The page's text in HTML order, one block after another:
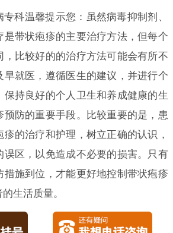
科温馨提示您：虽然病毒抑制剂、
是带状疱疹的主要治疗方法，但每个
，比较好的的治疗方法可能会有所不
早就医，遵循医生的建议，并进行个
保持良好的个人卫生和养成健康的生
预防的重要手段。比较重要的是，患
的治疗和护理，树立正确的认识，
误区，以免造成不必要的损害。只有
措施到位，才能更好地控制带状疱疹
生活质量。